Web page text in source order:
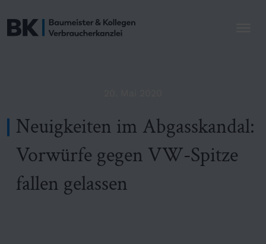
Neuigkeiten im Abgasskandal:
Vorwürfe gegen VW-Spitze
fallen gelassen